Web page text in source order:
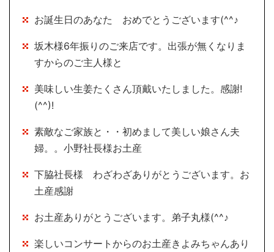
お誕生日のあなた おめでとうございます(^^♪
坂木様6年振りのご来店です。出張が無くなりま
すからのご主人様と
美味しい生姜たくさん頂戴いたしました。感謝!
(^^)!
素敵なご家族と・・初めまして美しい娘さん夫
婦。。小野社長様お土産
下脇社長様 わざわざありがとうございます。お
土産感謝
お土産ありがとうございます。弟子丸様(^^♪
楽しいコンサートからのお土産きよみちゃんあり